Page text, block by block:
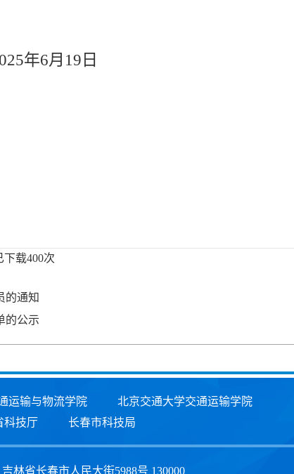
年6月19日
下载400次
的通知
的公示
运输与物流学院
北京交通大学交通运输学院
科技厅 长春市科技局
林省长春市人民大街5988号 130000